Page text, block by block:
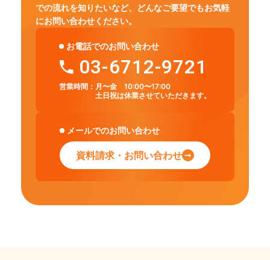
での流れを知りたいなど、
どんなご要望でもお気軽
にお問い合わせください。
お電話でのお問い合わせ
03-6712-9721
営業時間： 月〜金 10:00〜17:00
土日祝は休業させていただきます。
メールでのお問い合わせ
資料請求・お問い合わせ